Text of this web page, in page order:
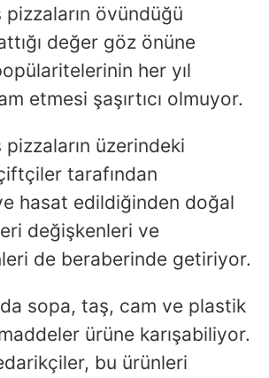
övündüğü
değer göz önüne
her yıl
etmesi şaşırtıcı olmuyor.
üzerindeki
tarafından
hasat edildiğinden doğal
değişkenleri ve
de beraberinde getiriyor.
sopa, taş, cam ve plastik
ürüne karışabiliyor.
bu ürünleri